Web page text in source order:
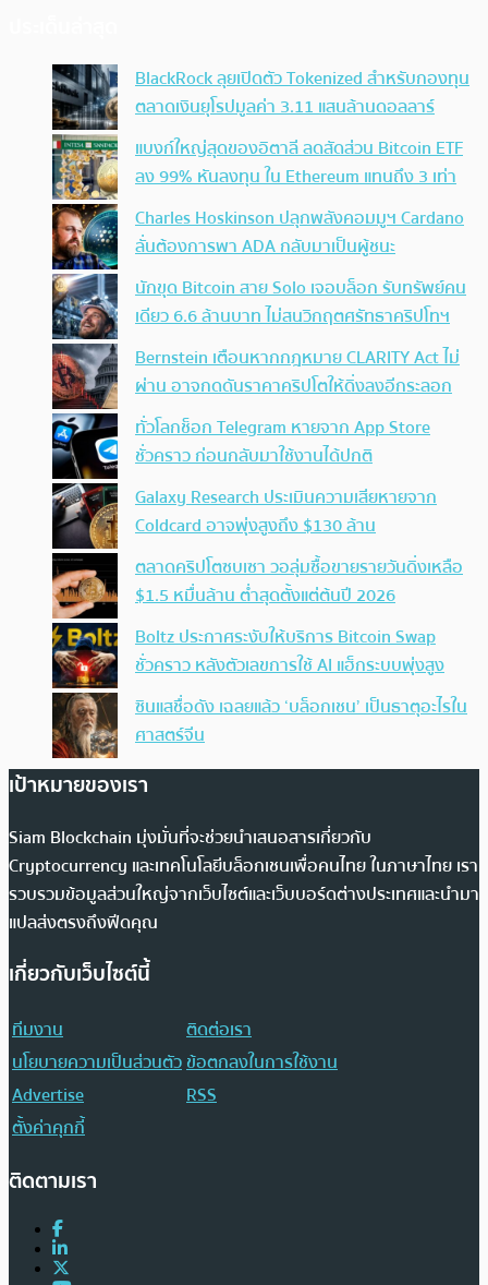
BlackRock ลุยเปิดตัว Tokenized สำหรับกองทุน
ตลาดเงินยุโรปมูลค่า 3.11 แสนล้านดอลลาร์
แบงก์ใหญ่สุดของอิตาลี ลดสัดส่วน Bitcoin ETF
ลง 99% หันลงทุน ใน Ethereum แทนถึง 3 เท่า
Charles Hoskinson ปลุกพลังคอมมูฯ Cardano
ลั่นต้องการพา ADA กลับมาเป็นผู้ชนะ
นักขุด Bitcoin สาย Solo เจอบล็อก รับทรัพย์คน
เดียว 6.6 ล้านบาท ไม่สนวิกฤตศรัทธาคริปโทฯ
Bernstein เตือนหากกฎหมาย CLARITY Act ไม่
ผ่าน อาจกดดันราคาคริปโตให้ดิ่งลงอีกระลอก
ทั่วโลกช็อก Telegram หายจาก App Store
ชั่วคราว ก่อนกลับมาใช้งานได้ปกติ
Galaxy Research ประเมินความเสียหายจาก
Coldcard อาจพุ่งสูงถึง $130 ล้าน
ตลาดคริปโตซบเซา วอลุ่มซื้อขายรายวันดิ่งเหลือ
$1.5 หมื่นล้าน ต่ำสุดตั้งแต่ต้นปี 2026
Boltz ประกาศระงับให้บริการ Bitcoin Swap
ชั่วคราว หลังตัวเลขการใช้ AI แฮ็กระบบพุ่งสูง
ซินแสชื่อดัง เฉลยแล้ว ‘บล็อกเชน’ เป็นธาตุอะไรใน
ศาสตร์จีน
เป้าหมายของเรา
Siam Blockchain มุ่งมั่นที่จะช่วยนำเสนอสารเกี่ยวกับ
Cryptocurrency และเทคโนโลยีบล็อกเชนเพื่อคนไทย ในภาษาไทย เรา
รวบรวมข้อมูลส่วนใหญ่จากเว็บไซต์และเว็บบอร์ดต่างประเทศและนำมา
แปลส่งตรงถึงฟีดคุณ
เกี่ยวกับเว็บไซต์นี้
ทีมงาน
ติดต่อเรา
นโยบายความเป็นส่วนตัวข้อตกลงในการใช้งาน
Advertise
RSS
ตั้งค่าคุกกี้
ติดตามเรา